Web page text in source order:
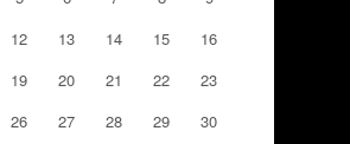
12 13 14 15
16
19 20 21 22
23
26 27 28 29
30